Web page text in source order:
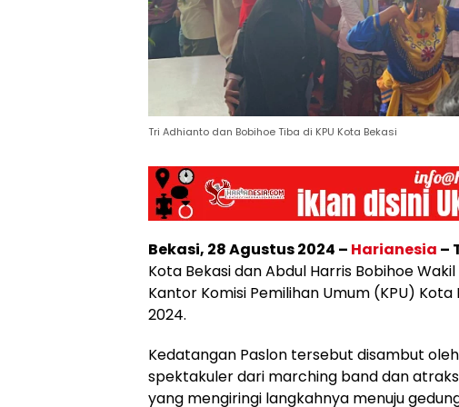
Tri Adhianto dan Bobihoe Tiba di KPU Kota Bekasi
Bekasi, 28 Agustus 2024 – Harianesia –
Kota Bekasi dan Abdul Harris Bobihoe
Kantor Komisi Pemilihan Umum (KPU) Kota
2024.
Kedatangan Paslon tersebut disambut
spektakuler dari marching band dan
yang mengiringi langkahnya menuju gedung